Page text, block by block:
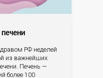
РФ неделей
из важнейших
Печень —
более 100